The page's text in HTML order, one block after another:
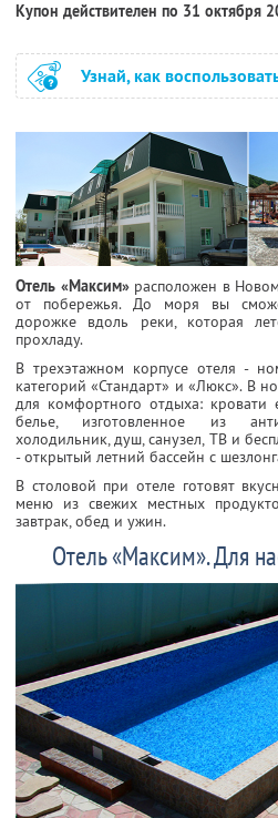
Купон действителен по 31 октября
Узнай, как
Отель «Максим»расположен в
от побережья. До моря вы
дорожке вдоль реки, которая
прохладу.
В трехэтажном корпусе отеля -
категорий «Стандарт» и «Люкс». В
для комфортного отдыха: кровати
белье, изготовленное из
холодильник, душ, санузел, ТВ и
- открытый летний бассейн с
В столовой при отеле готовят
меню из свежих местных
завтрак, обед и ужин.
Отель «Максим». Для